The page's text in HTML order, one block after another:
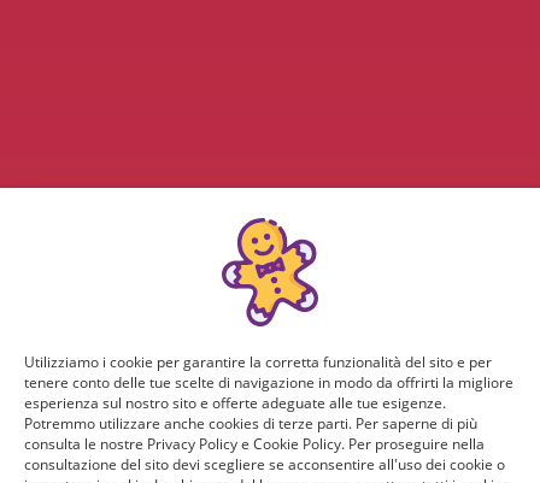
Utilizziamo i cookie per garantire la corretta funzionalità del sito e per
tenere conto delle tue scelte di navigazione in modo da offrirti la migliore
esperienza sul nostro sito e offerte adeguate alle tue esigenze.
Potremmo utilizzare anche cookies di terze parti. Per saperne di più
consulta le nostre Privacy Policy e Cookie Policy. Per proseguire nella
consultazione del sito devi scegliere se acconsentire all'uso dei cookie o